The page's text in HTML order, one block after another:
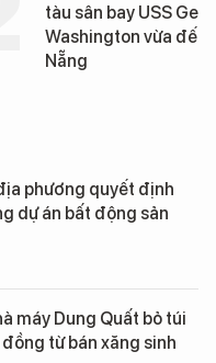
tống tàu sân bay USS
George Washington
Đà Nẵng
phương quyết định
dự án bất động sản
máy Dung Quất bỏ túi
từ bán xăng sinh